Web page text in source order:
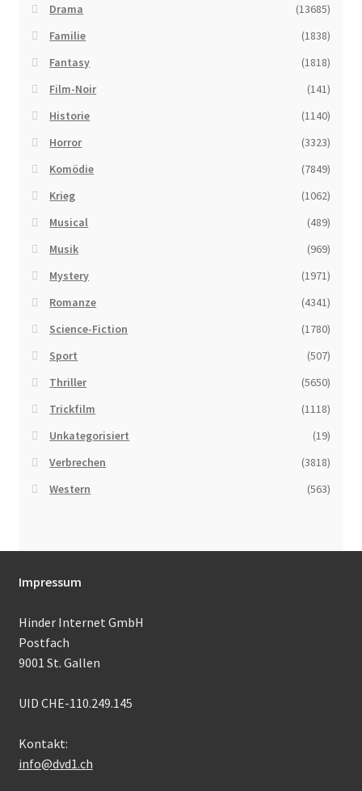
Drama
(13685)
Familie
(1838)
Fantasy
(1818)
Film-Noir
(141)
Historie
(1140)
Horror
(3323)
Komödie
(7849)
Krieg
(1062)
Musical
(489)
Musik
(969)
Mystery
(1971)
Romanze
(4341)
Science-Fiction
(1780)
Sport
(507)
Thriller
(5650)
Trickfilm
(1118)
Unkategorisiert
(19)
Verbrechen
(3818)
Western
(563)
Impressum
Hinder Internet GmbH
Postfach
9001 St. Gallen
UID CHE-110.249.145
Kontakt:
info@dvd1.ch